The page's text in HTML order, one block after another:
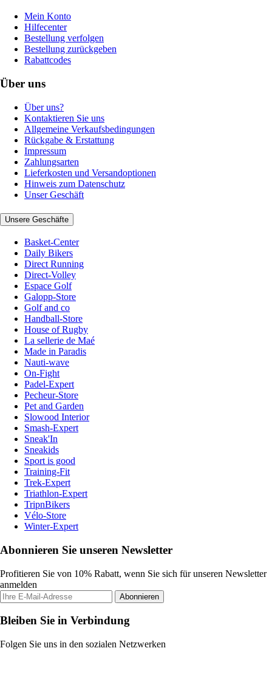
Mein Konto
Hilfecenter
Bestellung verfolgen
Bestellung zurückgeben
Rabattcodes
Über uns
Über uns?
Kontaktieren Sie uns
Allgemeine Verkaufsbedingungen
Rückgabe & Erstattung
Impressum
Zahlungsarten
Lieferkosten und Versandoptionen
Hinweis zum Datenschutz
Unser Geschäft
Unsere Geschäfte
Basket-Center
Daily Bikers
Direct Running
Direct-Volley
Espace Golf
Galopp-Store
Golf and co
Handball-Store
House of Rugby
La sellerie de Maé
Made in Paradis
Nauti-wave
On-Fight
Padel-Expert
Pecheur-Store
Pet and Garden
Slowood Interior
Smash-Expert
Sneak'In
Sneakids
Sport is good
Training-Fit
Trek-Expert
Triathlon-Expert
TripnBikers
Vélo-Store
Winter-Expert
Abonnieren Sie unseren Newsletter
Profitieren Sie von 10% Rabatt, wenn Sie sich für unseren Newsletter
anmelden
Abonnieren
Bleiben Sie in Verbindung
Folgen Sie uns in den sozialen Netzwerken